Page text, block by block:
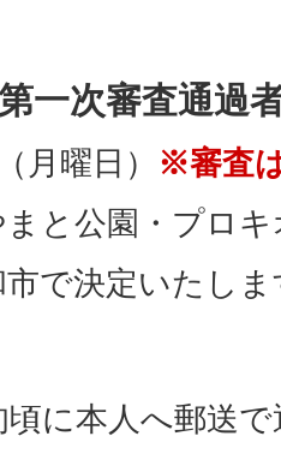
一次審査通過
月曜日） ※審査
まと公園・プロ
市で決定いたし
に本人へ郵送で